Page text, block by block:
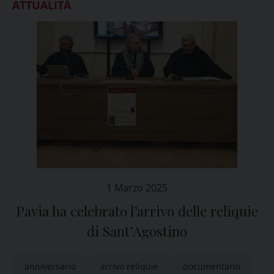
ATTUALITÀ
1 Marzo 2025
Pavia ha celebrato l’arrivo delle reliquie
di Sant’Agostino
anniversario arrivo reliquie documentario